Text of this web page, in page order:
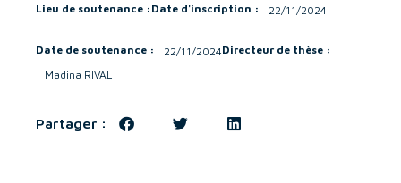
Lieu de soutenance : Date d'inscription : 22/11/2024
Date de soutenance : 22/11/2024Directeur de thèse :
Madina RIVAL
Partager :